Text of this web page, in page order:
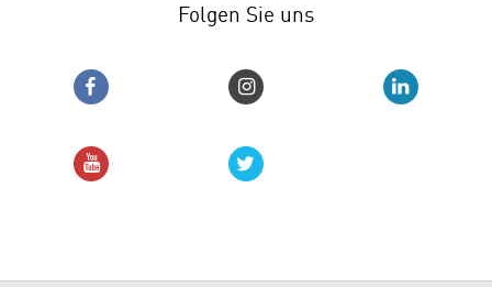
Folgen Sie uns